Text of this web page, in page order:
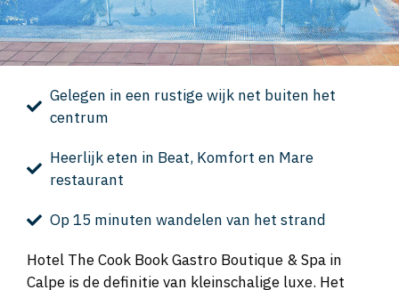
Gelegen in een rustige wijk net buiten het
centrum
Heerlijk eten in Beat, Komfort en Mare
restaurant
Op 15 minuten wandelen van het strand
Hotel The Cook Book Gastro Boutique & Spa in
Calpe is de definitie van kleinschalige luxe. Het